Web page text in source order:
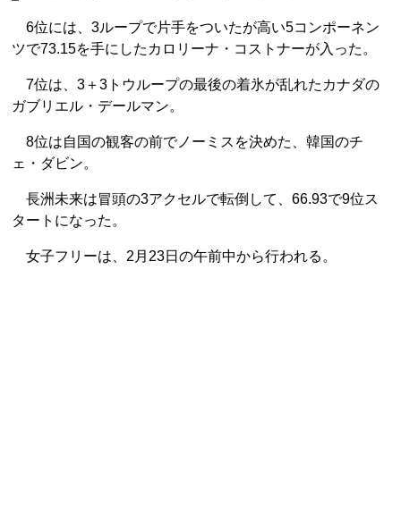
6位には、3ループで片手をついたが高い5コンポーネン
ツで73.15を手にしたカロリーナ・コストナーが入った。
7位は、3＋3トウループの最後の着氷が乱れたカナダの
ガブリエル・デールマン。
8位は自国の観客の前でノーミスを決めた、韓国のチ
ェ・ダビン。
長洲未来は冒頭の3アクセルで転倒して、66.93で9位ス
タートになった。
女子フリーは、2月23日の午前中から行われる。